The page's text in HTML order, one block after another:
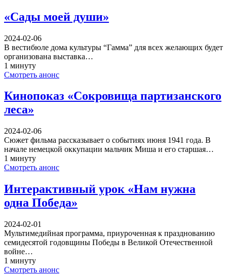
«Сады моей души»
2024-02-06
В вестибюле дома культуры “Гамма” для всех желающих будет
организована выставка…
1 минуту
Смотреть анонс
Кинопоказ «Сокровища партизанского
леса»
2024-02-06
Сюжет фильма рассказывает о событиях июня 1941 года. В
начале немецкой оккупации мальчик Миша и его старшая…
1 минуту
Смотреть анонс
Интерактивный урок «Нам нужна
одна Победа»
2024-02-01
Мультимедийная программа, приуроченная к празднованию
семидесятой годовщины Победы в Великой Отечественной
войне…
1 минуту
Смотреть анонс